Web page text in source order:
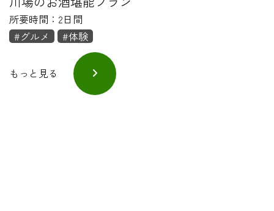
所要時間：2日間
#グルメ
#体験
もっと見る